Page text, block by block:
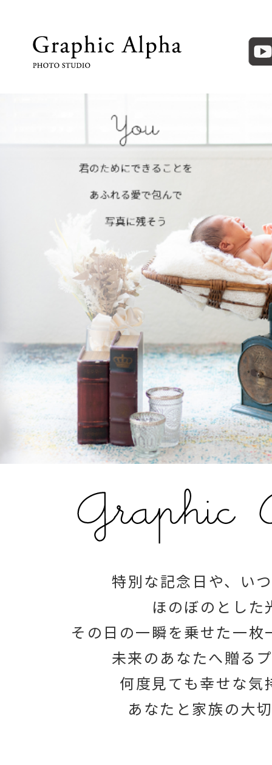
特別な記念日や、い
ほのぼのとした
その日の一瞬を乗せた一
未来のあなたへ贈る
何度見ても幸せな気
あなたと家族の大